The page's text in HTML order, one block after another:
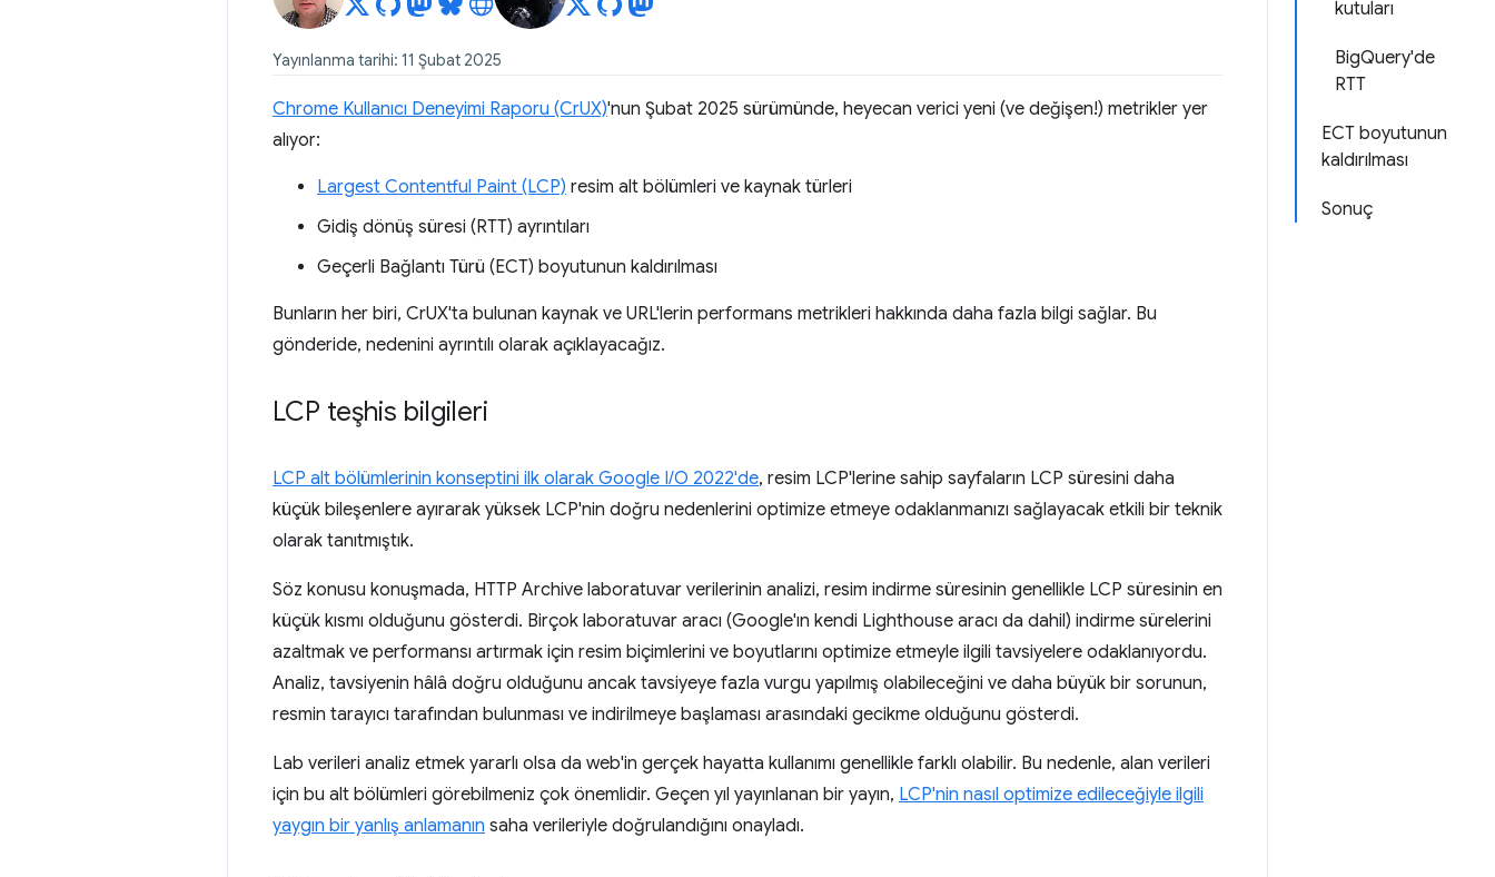
kutuları
BigQuery'de
RTT
ECT boyutunun
kaldırılması
Sonuç
Yayınlanma tarihi: 11 Şubat 2025
Chrome Kullanıcı Deneyimi Raporu (CrUX)'nun Şubat 2025 sürümünde, heyecan verici yeni (ve değişen!) metrikler yer
alıyor:
Largest Contentful Paint (LCP) resim alt bölümleri ve kaynak türleri
Gidiş dönüş süresi (RTT) ayrıntıları
Geçerli Bağlantı Türü (ECT) boyutunun kaldırılması
Bunların her biri, CrUX'ta bulunan kaynak ve URL'lerin performans metrikleri hakkında daha fazla bilgi sağlar. Bu
gönderide, nedenini ayrıntılı olarak açıklayacağız.
LCP teşhis bilgileri
LCP alt bölümlerinin konseptini ilk olarak Google I/O 2022'de, resim LCP'lerine sahip sayfaların LCP süresini daha
küçük bileşenlere ayırarak yüksek LCP'nin doğru nedenlerini optimize etmeye odaklanmanızı sağlayacak etkili bir teknik
olarak tanıtmıştık.
Söz konusu konuşmada, HTTP Archive laboratuvar verilerinin analizi, resim indirme süresinin genellikle LCP süresinin en
küçük kısmı olduğunu gösterdi. Birçok laboratuvar aracı (Google'ın kendi Lighthouse aracı da dahil) indirme sürelerini
azaltmak ve performansı artırmak için resim biçimlerini ve boyutlarını optimize etmeyle ilgili tavsiyelere odaklanıyordu.
Analiz, tavsiyenin hâlâ doğru olduğunu ancak tavsiyeye fazla vurgu yapılmış olabileceğini ve daha büyük bir sorunun,
resmin tarayıcı tarafından bulunması ve indirilmeye başlaması arasındaki gecikme olduğunu gösterdi.
Lab verileri analiz etmek yararlı olsa da web'in gerçek hayatta kullanımı genellikle farklı olabilir. Bu nedenle, alan verileri
için bu alt bölümleri görebilmeniz çok önemlidir. Geçen yıl yayınlanan bir yayın, LCP'nin nasıl optimize edileceğiyle ilgili
yaygın bir yanlış anlamanın saha verileriyle doğrulandığını onayladı.